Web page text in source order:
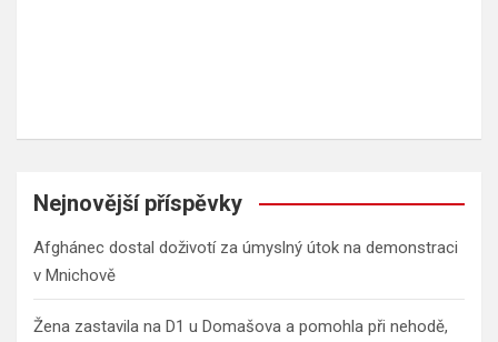
Nejnovější příspěvky
Afghánec dostal doživotí za úmyslný útok na demonstraci
v Mnichově
Žena zastavila na D1 u Domašova a pomohla při nehodě,